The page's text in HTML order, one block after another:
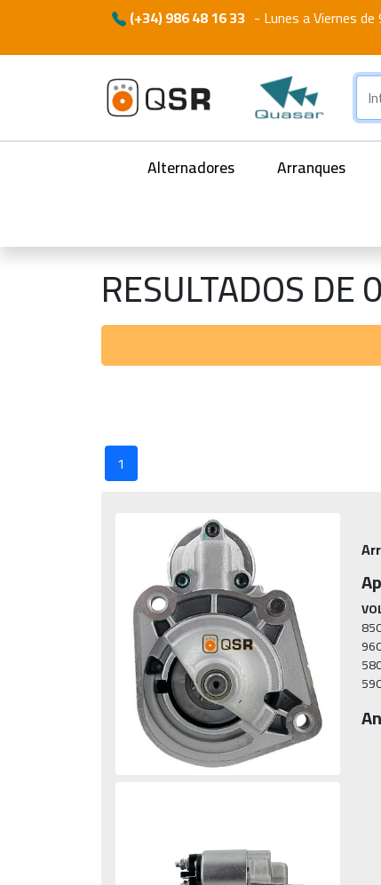
(+34) 986 48 16 33 - Lunes a Viernes
Alternadores Arranques
RESULTADOS
1